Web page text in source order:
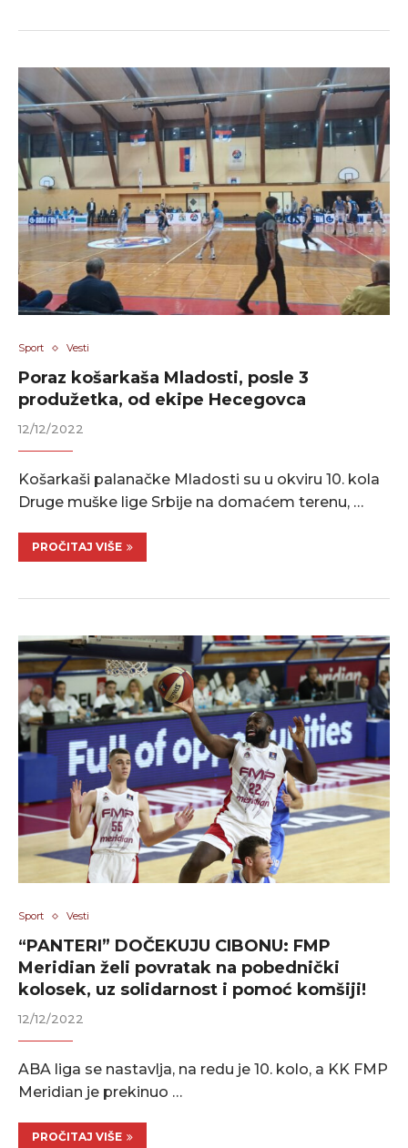
Sport Vesti
Poraz košarkaša Mladosti, posle 3
produžetka, od ekipe Hecegovca
12/12/2022
Košarkaši palanačke Mladosti su u okviru 10. kola
Druge muške lige Srbije na domaćem terenu, …
PROČITAJ VIŠE
Sport Vesti
“PANTERI” DOČEKUJU CIBONU: FMP
Meridian želi povratak na pobednički
kolosek, uz solidarnost i pomoć komšiji!
12/12/2022
ABA liga se nastavlja, na redu je 10. kolo, a KK FMP
Meridian je prekinuo …
PROČITAJ VIŠE